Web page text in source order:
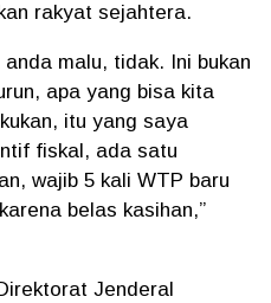
rakyat sejahtera.
malu, tidak. Ini bukan
apa yang bisa kita
itu yang saya
fiskal, ada satu
wajib 5 kali WTP baru
belas kasihan,”
Jenderal